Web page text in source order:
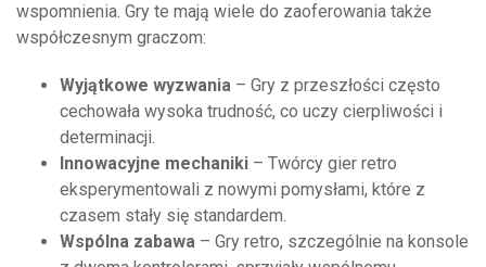
wspomnienia. Gry te mają wiele do zaoferowania także
współczesnym graczom:
Wyjątkowe wyzwania – Gry z przeszłości często
cechowała wysoka trudność, co uczy cierpliwości i
determinacji.
Innowacyjne mechaniki – Twórcy gier retro
eksperymentowali z nowymi pomysłami, które z
czasem stały się standardem.
Wspólna zabawa – Gry retro, szczególnie na konsole